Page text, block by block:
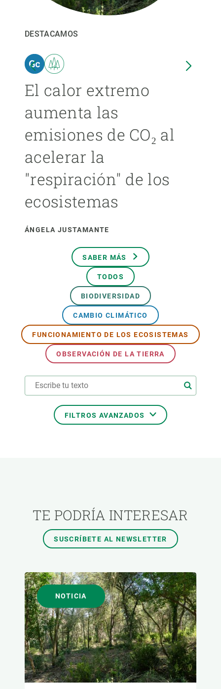
DESTACAMOS
El calor extremo
aumenta las
emisiones de CO₂ al
acelerar la
"respiración" de los
ecosistemas
ÁNGELA JUSTAMANTE
SABER MÁS
TODOS
BIODIVERSIDAD
CAMBIO CLIMÁTICO
FUNCIONAMIENTO DE LOS ECOSISTEMAS
OBSERVACIÓN DE LA TIERRA
FILTROS AVANZADOS
FORMATO
TE PODRÍA INTERESAR
SUSCRÍBETE AL NEWSLETTER
NOTICIA